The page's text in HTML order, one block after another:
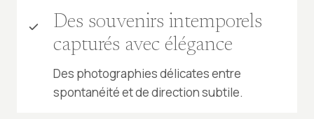
Des souvenirs intemporels
capturés avec élégance
Des photographies délicates entre
spontanéité et de direction subtile.